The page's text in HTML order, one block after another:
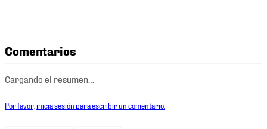
Comentarios
Cargando el resumen…
Por favor, inicia sesión para escribir un comentario.